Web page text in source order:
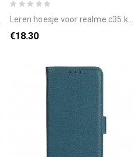
leren hoesje voor realme c35 khazneh
€18.30